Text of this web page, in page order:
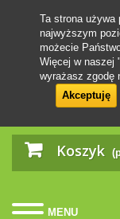
Koszyk
MENU
Ta strona używa
najwyższym
możecie
Więcej w naszej
wyrażasz zgodę
Akceptuję